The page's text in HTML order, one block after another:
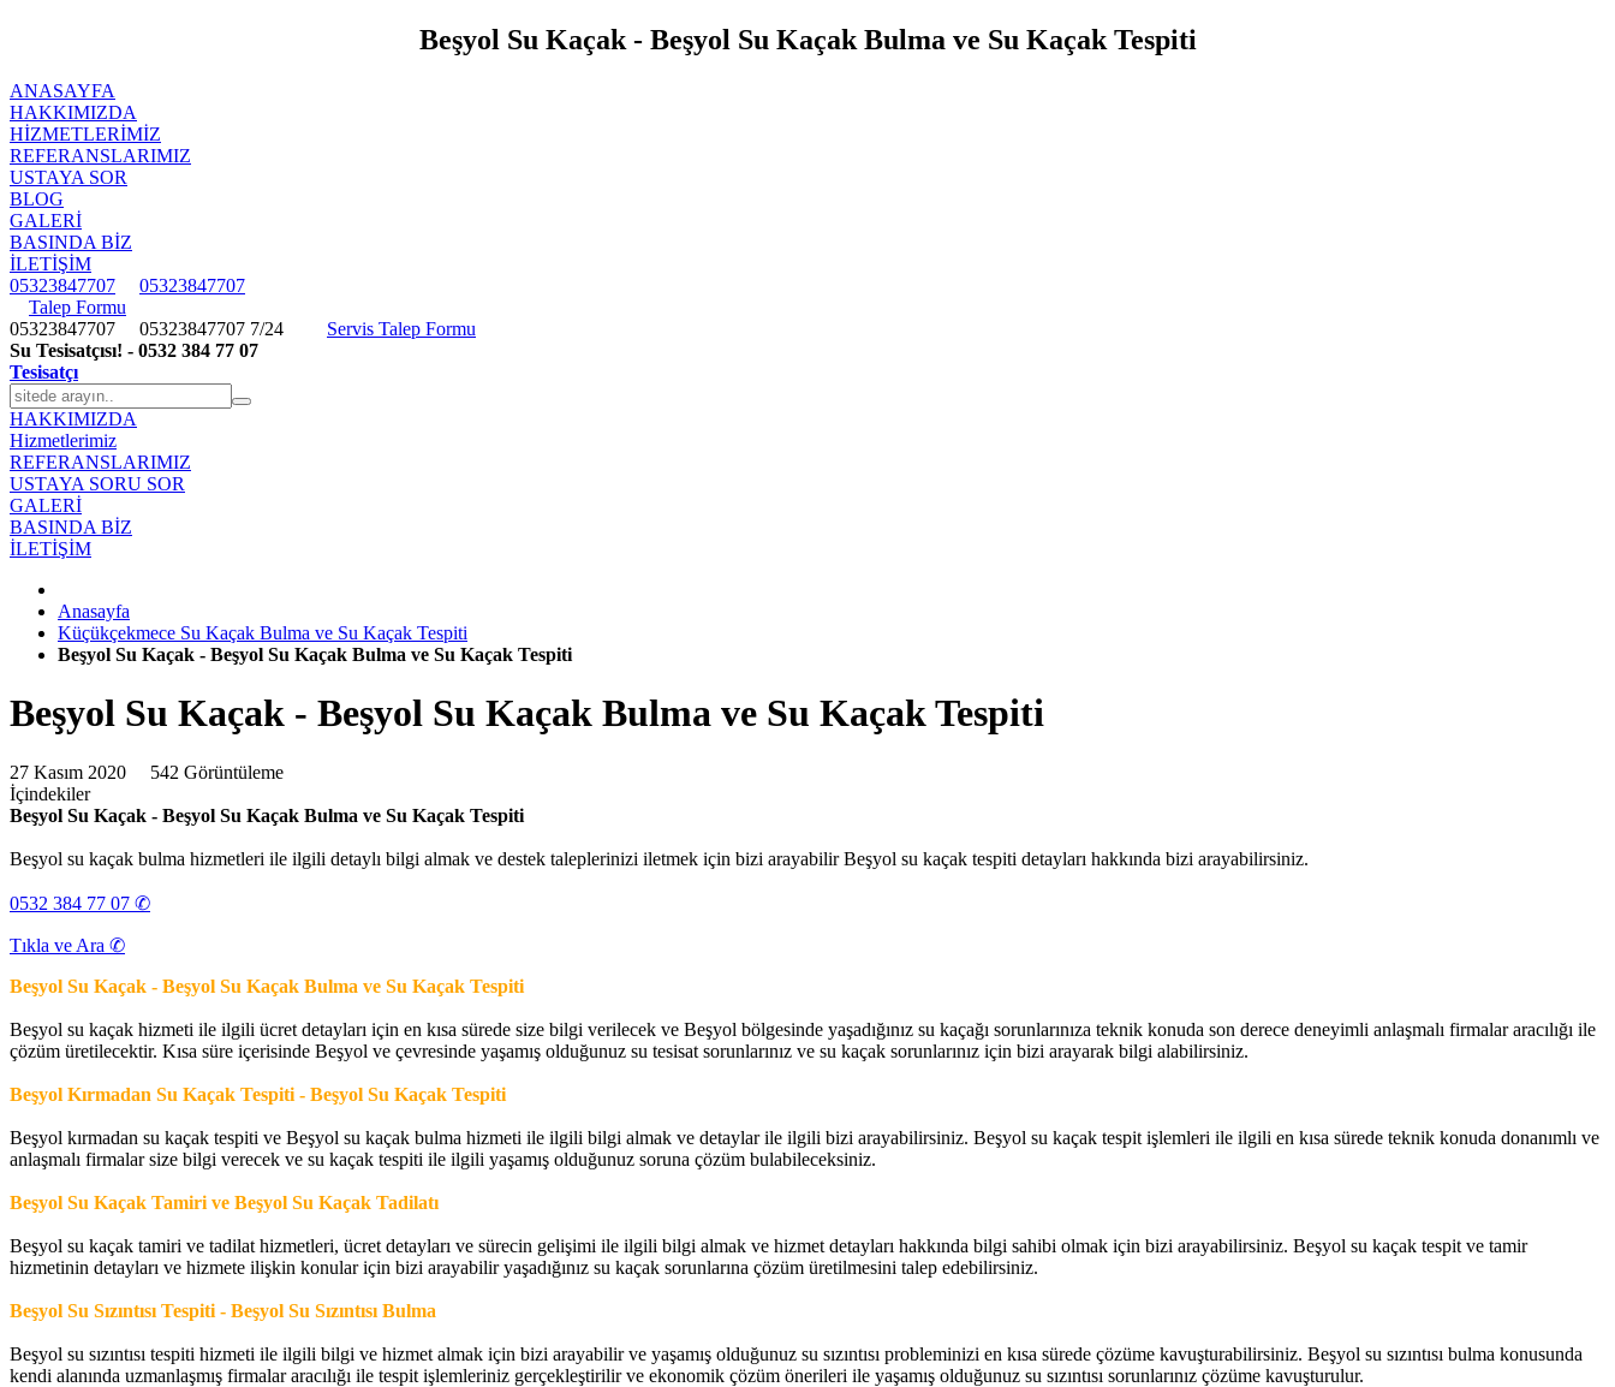
Beşyol Su Kaçak - Beşyol Su Kaçak Bulma ve Su Kaçak Tespiti
ANASAYFA
HAKKIMIZDA
HIZMETLERIMIZ
REFERANSLARIMIZ
USTAYA SOR
BLOG
GALERİ
BASINDA BİZ
İLETİŞİM
05323847707
05323847707
Talep Formu
05323847707 05323847707 7/24
Servis Talep Formu
Su Tesisatçısı! - 0532 384 77 07
Tesisatçı
HAKKIMIZDA
Hizmetlerimiz
REFERANSLARIMIZ
USTAYA SORU SOR
GALERİ
BASINDA BİZ
İLETİŞİM
Anasayfa
Küçükçekmece Su Kaçak Bulma ve Su Kaçak Tespiti
Beşyol Su Kaçak - Beşyol Su Kaçak Bulma ve Su Kaçak Tespiti
Beşyol Su Kaçak - Beşyol Su Kaçak Bulma ve Su Kaçak Tespiti
27 Kasım 2020 542 Görüntüleme
İçindekiler
Beşyol Su Kaçak - Beşyol Su Kaçak Bulma ve Su Kaçak Tespiti
Beşyol su kaçak bulma hizmetleri ile ilgili detaylı bilgi almak ve destek taleplerinizi iletmek için bizi arayabilir Beşyol su kaçak tespiti detayları hakkında bizi arayabilirsiniz.
0532 384 77 07 ✆
Tıkla ve Ara ✆
Beşyol Su Kaçak - Beşyol Su Kaçak Bulma ve Su Kaçak Tespiti
Beşyol su kaçak hizmeti ile ilgili ücret detayları için en kısa sürede size bilgi verilecek ve Beşyol bölgesinde yaşadığınız su kaçağı sorunlarınıza teknik konuda son derece deneyimli anlaşmalı firmalar aracılığı ile
çözüm üretilecektir. Kısa süre içerisinde Beşyol ve çevresinde yaşamış olduğunuz su tesisat sorunlarınız ve su kaçak sorunlarınız için bizi arayarak bilgi alabilirsiniz.
Beşyol Kırmadan Su Kaçak Tespiti - Beşyol Su Kaçak Tespiti
Beşyol kırmadan su kaçak tespiti ve Beşyol su kaçak bulma hizmeti ile ilgili bilgi almak ve detaylar ile ilgili bizi arayabilirsiniz. Beşyol su kaçak tespit işlemleri ile ilgili en kısa sürede teknik konuda donanımlı ve
anlaşmalı firmalar size bilgi verecek ve su kaçak tespiti ile ilgili yaşamış olduğunuz soruna çözüm bulabileceksiniz.
Beşyol Su Kaçak Tamiri ve Beşyol Su Kaçak Tadilatı
Beşyol su kaçak tamiri ve tadilat hizmetleri, ücret detayları ve sürecin gelişimi ile ilgili bilgi almak ve hizmet detayları hakkında bilgi sahibi olmak için bizi arayabilirsiniz. Beşyol su kaçak tespit ve tamir
hizmetinin detayları ve hizmete ilişkin konular için bizi arayabilir yaşadığınız su kaçak sorunlarına çözüm üretilmesini talep edebilirsiniz.
Beşyol Su Sızıntısı Tespiti - Beşyol Su Sızıntısı Bulma
Beşyol su sızıntısı tespiti hizmeti ile ilgili bilgi ve hizmet almak için bizi arayabilir ve yaşamış olduğunuz su sızıntısı probleminizi en kısa sürede çözüme kavuşturabilirsiniz. Beşyol su sızıntısı bulma konusunda
kendi alanında uzmanlaşmış firmalar aracılığı ile tespit işlemleriniz gerçekleştirilir ve ekonomik çözüm önerileri ile yaşamış olduğunuz su sızıntısı sorunlarınız çözüme kavuşturulur.